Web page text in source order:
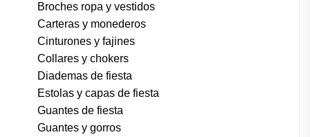
Broches ropa y vestidos
Carteras y monederos
Cinturones y fajines
Collares y chokers
Diademas de fiesta
Estolas y capas de fiesta
Guantes de fiesta
Guantes y gorros